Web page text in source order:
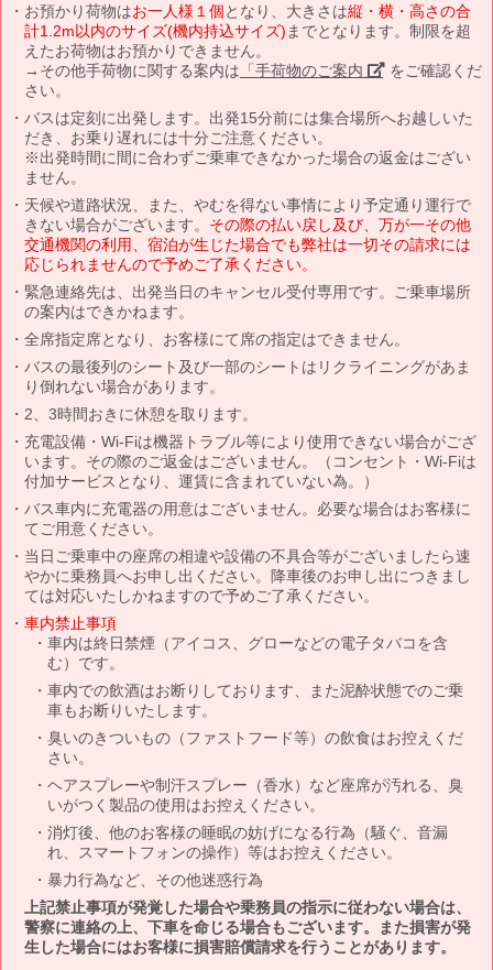
お預かり荷物はお一人様１個となり、大きさは縦・横・高さの合
計1.2m以内のサイズ(機内持込サイズ) までとなります。制限を超
えたお荷物はお預かりできません。
→その他手荷物に関する案内は 「手荷物のご案内」 をご確認くだ
さい。
バスは定刻に出発します。出発15分前には集合場所へお越しいた
だき、お乗り遅れには十分ご注意ください。
※出発時間に間に合わずご乗車できなかった場合の返金はござい
ません。
天候や道路状況、また、やむを得ない事情により予定通り運行で
きない場合がございます。 その際の払い戻し及び、万が一その他
交通機関の利用、宿泊が生じた場合でも弊社は一切その請求には
応じられませんので予めご了承ください。
緊急連絡先は、出発当日のキャンセル受付専用です。ご乗車場所
の案内はできかねます。
全席指定席となり、お客様にて席の指定はできません。
バスの最後列のシート及び一部のシートはリクライニングがあま
り倒れない場合があります。
2、3時間おきに休憩を取ります。
充電設備・Wi-Fiは機器トラブル等により使用できない場合がござ
います。その際のご返金はございません。（コンセント・Wi-Fiは
付加サービスとなり、運賃に含まれていない為。）
バス車内に充電器の用意はございません。必要な場合はお客様に
てご用意ください。
当日ご乗車中の座席の相違や設備の不具合等がございましたら速
やかに乗務員へお申し出ください。降車後のお申し出につきまし
ては対応いたしかねますので予めご了承ください。
車内禁止事項
車内は終日禁煙（アイコス、グローなどの電子タバコを含
む）です。
車内での飲酒はお断りしております、また泥酔状態でのご乗
車もお断りいたします。
臭いのきついもの（ファストフード等）の飲食はお控えくだ
さい。
ヘアスプレーや制汗スプレー（香水）など座席が汚れる、臭
いがつく製品の使用はお控えください。
消灯後、他のお客様の睡眠の妨げになる行為（騒ぐ、音漏
れ、スマートフォンの操作）等はお控えください。
暴力行為など、その他迷惑行為
上記禁止事項が発覚した場合や乗務員の指示に従わない場合は、
警察に連絡の上、下車を命じる場合もございます。また損害が発
生した場合にはお客様に損害賠償請求を行うことがあります。